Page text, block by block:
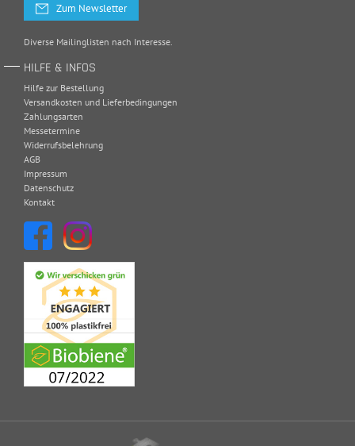
Zum Newsletter
Diverse Mailinglisten nach Interesse.
HILFE & INFOS
Hilfe zur Bestellung
Versandkosten und Lieferbedingungen
Zahlungsarten
Messetermine
Widerrufsbelehrung
AGB
Impressum
Datenschutz
Kontakt